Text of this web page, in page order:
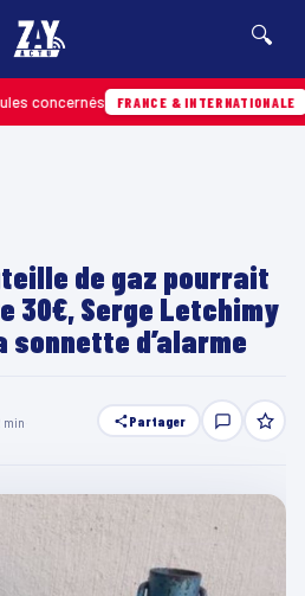
🔍
FRANCE & INTERNATIONALE Hier ·
de gaz pourrait
30€, Serge Letchimy
sonnette d’alarme
Partager